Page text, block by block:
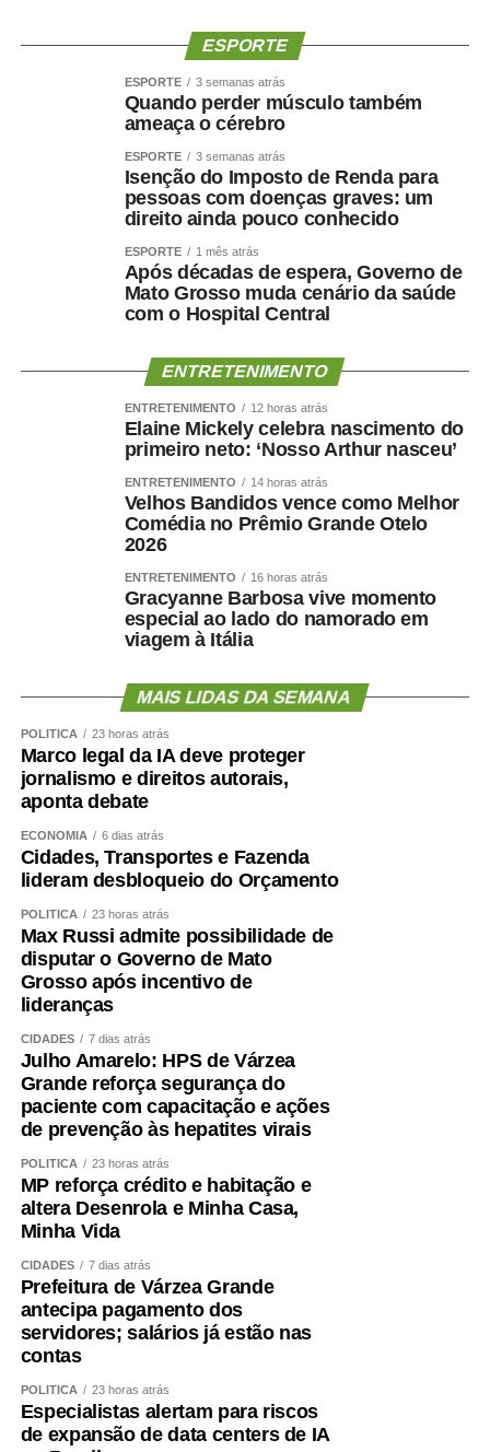
ESPORTE
ESPORTE 3 semanas atrás
Quando perder músculo também
ameaça o cérebro
ESPORTE 3 semanas atrás
Isenção do Imposto de Renda para
pessoas com doenças graves: um
direito ainda pouco conhecido
ESPORTE 1 mês atrás
Após décadas de espera, Governo de
Mato Grosso muda cenário da saúde
com o Hospital Central
ENTRETENIMENTO
ENTRETENIMENTO 12 horas atrás
Elaine Mickely celebra nascimento do
primeiro neto: ‘Nosso Arthur nasceu’
ENTRETENIMENTO 14 horas atrás
Velhos Bandidos vence como Melhor
Comédia no Prêmio Grande Otelo
2026
ENTRETENIMENTO 16 horas atrás
Gracyanne Barbosa vive momento
especial ao lado do namorado em
viagem à Itália
MAIS LIDAS DA SEMANA
POLÍTICA 23 horas atrás
Marco legal da IA deve proteger
jornalismo e direitos autorais,
aponta debate
ECONOMIA 6 dias atrás
Cidades, Transportes e Fazenda
lideram desbloqueio do Orçamento
POLÍTICA 23 horas atrás
Max Russi admite possibilidade de
disputar o Governo de Mato
Grosso após incentivo de
lideranças
CIDADES 7 dias atrás
Julho Amarelo: HPS de Várzea
Grande reforça segurança do
paciente com capacitação e ações
de prevenção às hepatites virais
POLÍTICA 23 horas atrás
MP reforça crédito e habitação e
altera Desenrola e Minha Casa,
Minha Vida
CIDADES 7 dias atrás
Prefeitura de Várzea Grande
antecipa pagamento dos
servidores; salários já estão nas
contas
POLÍTICA 23 horas atrás
Especialistas alertam para riscos
de expansão de data centers de IA